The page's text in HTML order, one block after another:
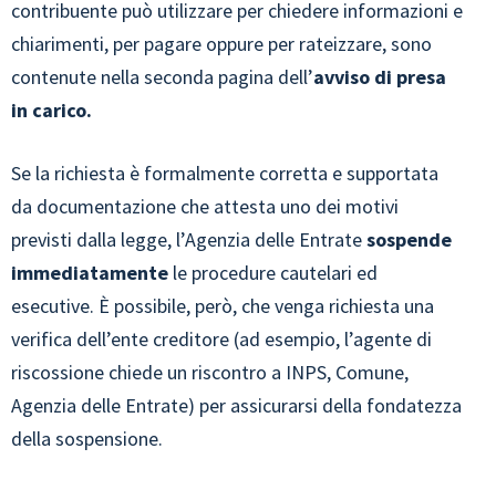
contribuente può utilizzare per chiedere informazioni e
chiarimenti, per pagare oppure per rateizzare, sono
contenute nella seconda pagina dell’avviso di presa
in carico.
Se la richiesta è formalmente corretta e supportata
da documentazione che attesta uno dei motivi
previsti dalla legge, l’Agenzia delle Entratesospende
immediatamente le procedure cautelari ed
esecutive. È possibile, però, che venga richiesta una
verifica dell’ente creditore (ad esempio, l’agente di
riscossione chiede un riscontro a INPS, Comune,
Agenzia delle Entrate) per assicurarsi della fondatezza
della sospensione.